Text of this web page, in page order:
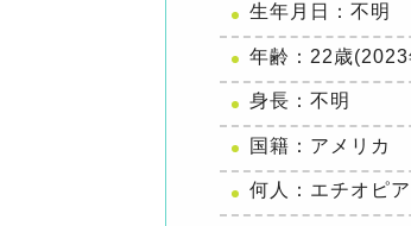
生年月日：不明
年齢：22歳
身長：不明
国籍：アメリカ
何人：エチオピ